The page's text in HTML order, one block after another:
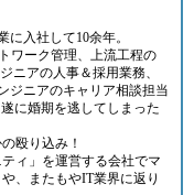
入社して10余年。
ワーク管理、上流工程の
ニアの人事＆採用業務、
ジニアのキャリア相談担当
に婚期を逃してしまった
殴り込み！
ィ」 を運営する会社でマ
、またもやIT業界に返り